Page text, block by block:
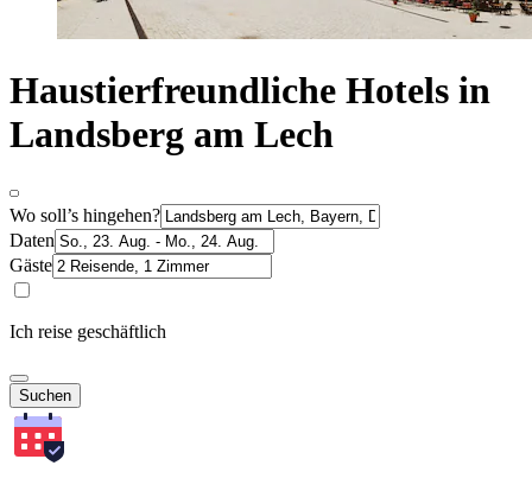
Haustierfreundliche Hotels in
Landsberg am Lech
Wo soll’s hingehen?
Daten
Gäste
Ich reise geschäftlich
Suchen